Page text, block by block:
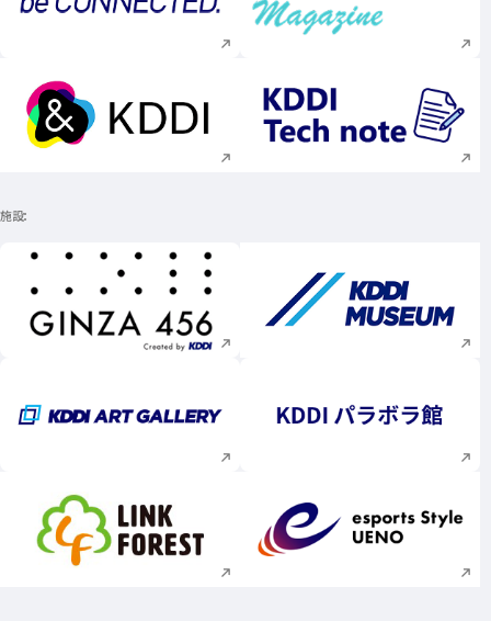
新規ウィンドウで開く 新規ウィンドウで
新規ウィンドウで開く 新規ウィンドウで
施設
新規ウィンドウで開く 新規ウィンドウで
新規ウィンドウで開く 新規ウィンドウで
新規ウィンドウで開く 新規ウィンドウで